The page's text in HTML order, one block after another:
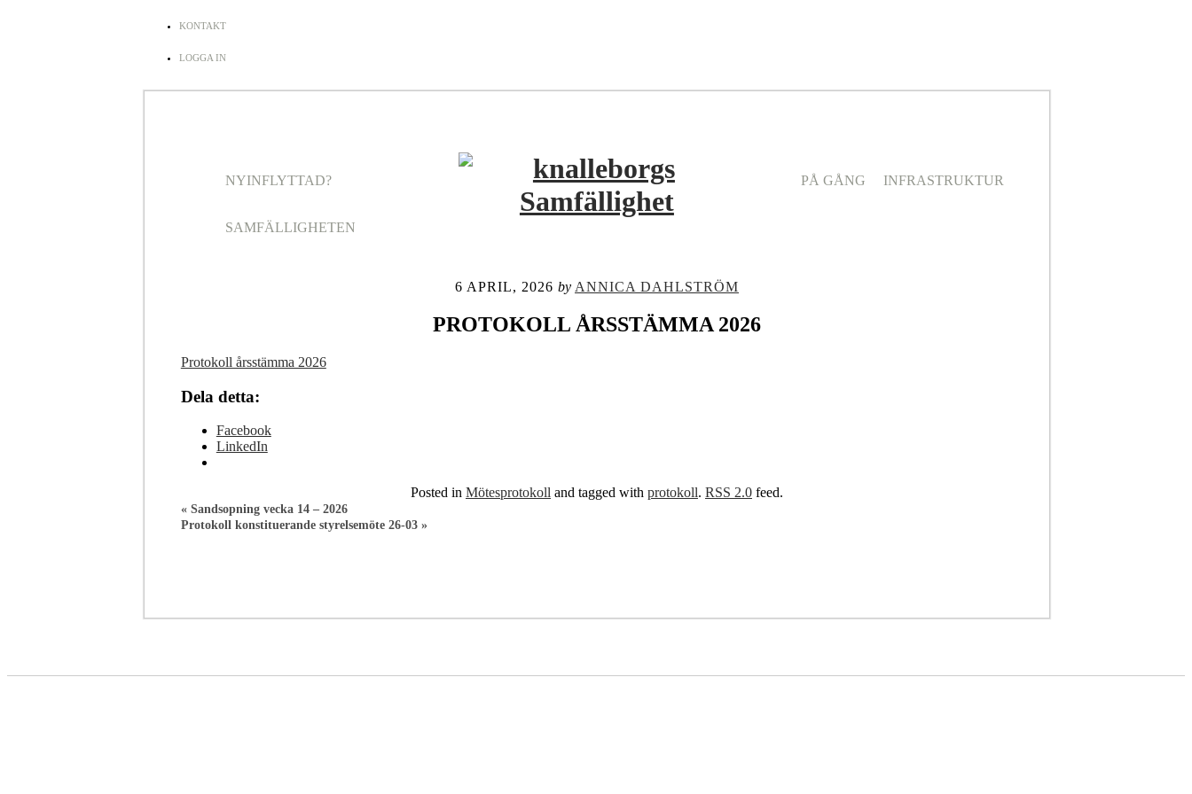
KONTAKT
LOGGA IN
NYINFLYTTAD?
SAMFÄLLIGHETEN
PÅ GÅNG INFRASTRUKTUR
6 APRIL, 2026 by ANNICA DAHLSTRÖM
PROTOKOLL ÅRSSTÄMMA 2026
Protokoll årsstämma 2026
Dela detta:
Facebook
LinkedIn
Posted in Mötesprotokoll and tagged with protokoll. RSS 2.0feed.
« Sandsopning vecka 14 – 2026
Protokoll konstituerande styrelsemöte 26-03 »